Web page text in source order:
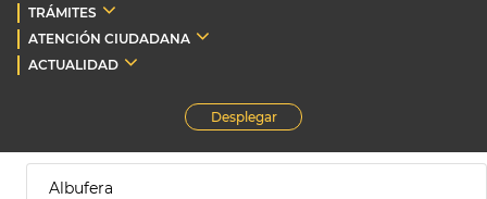
TRÁMITES
ATENCIÓN CIUDADANA
ACTUALIDAD
Desplegar
Albufera